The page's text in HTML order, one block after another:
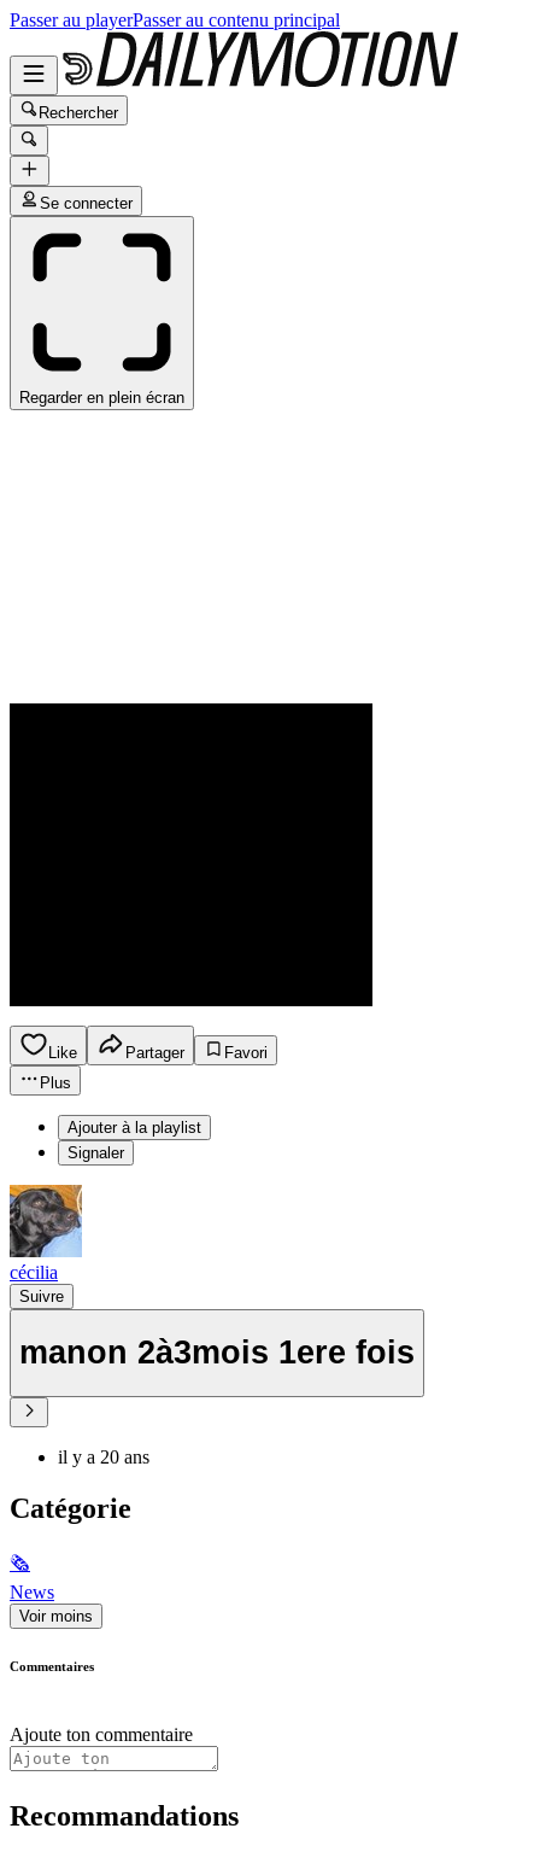
Passer au playerPasser au contenu principal
Rechercher
Se connecter
Regarder en plein écran
Like Partager
Favori
Plus
Ajouter à la playlist
Signaler
cécilia
Suivre
manon 2à3mois 1ere fois
il y a 20 ans
Catégorie
🗞
News
Voir moins
Commentaires
Ajoute ton commentaire
Recommandations